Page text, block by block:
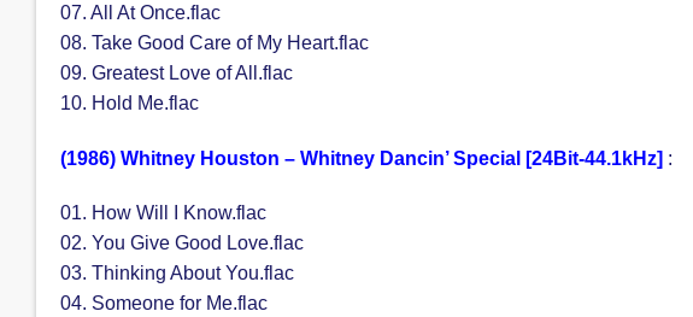
07. All At Once.flac
08. Take Good Care of My Heart.flac
09. Greatest Love of All.flac
10. Hold Me.flac
(1986) Whitney Houston – Whitney Dancin’ Special [24Bit-44.1kHz] :
01. How Will I Know.flac
02. You Give Good Love.flac
03. Thinking About You.flac
04. Someone for Me.flac